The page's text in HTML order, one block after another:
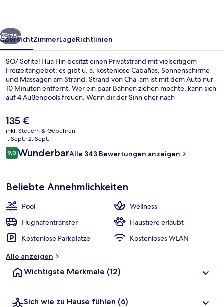
Weiter
175+
ÜbersichtZimmerLageRichtlinien
SO/ Sofitel Hua Hin besitzt einen Privatstrand mit vielseitigem
Freizeitangebot; es gibt u. a. kostenlose Cabañas, Sonnenschirme
und Massagen am Strand. Strand von Cha-am ist mit dem Auto nur
10 Minuten entfernt. Wer ein paar Bahnen ziehen möchte, kann sich
auf 4 Außenpools freuen. Wenn dir der Sinn eher nach
Tiefengewebe-Massagen, Ganzkörperwickeln und
Gesichtsbehandlungen verwöhnen lassen. White Oven, eins von 2
Restaurants, serviert thailändische Küche und ist zum Frühstück,
Mittagessen und Abendessen geöffnet. Als weitere Highlights
bietet dieses Resort im luxuriösen Stil einen kostenlosen Kinderclub,
eine Strandbar und einen rund um die Uhr geöffneten
Der
aktuelle
Preis
beträgt
135 €.
135 €
inkl. Steuern & Gebühren
1. Sept.–2. Sept.
Bewertungen
9,09,0 von 10.
WunderbarAlle 343 Bewertungen anzeigen
Beliebte Annehmlichkeiten
Pool
Wellness
Flughafentransfer
Haustiere erlaubt
Kostenlose Parkplätze
Kostenloses WLAN
Alle anzeigen
Wichtigste Merkmale (12)
Sich wie zu Hause fühlen (6)